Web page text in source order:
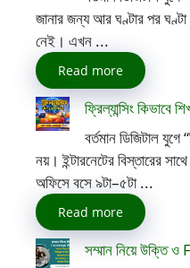
জানার জন্য আর ঘণ্টার পর
নেই। এখন ...
Read more
ফ্রিল্যান্সিং কিভাবে
বর্তমান ডিজিটাল যুগে
নয়। ইন্টারনেটের বিস্তারের
অফিসে বসে ৯টা–৫টা ...
Read more
সম্মান নিয়ে উক্তি